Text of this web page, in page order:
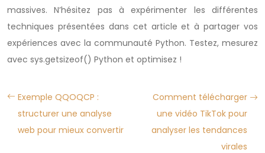
massives. N’hésitez pas à expérimenter les différentes
techniques présentées dans cet article et à partager vos
expériences avec la communauté Python. Testez, mesurez
avec sys.getsizeof() Python et optimisez !
Exemple QQOQCP :
structurer une analyse
web pour mieux convertir
Comment télécharger
une vidéo TikTok pour
analyser les tendances
virales